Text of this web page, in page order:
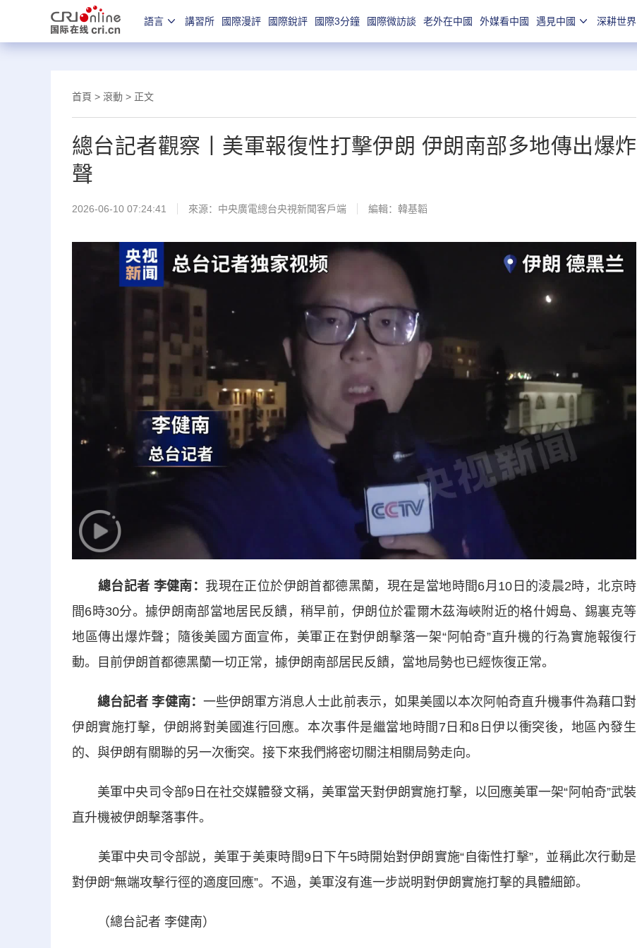
語言 講習所 國際漫評 國際銳評 國際3分鐘 國際微訪談 老外在中國 外媒看中國 遇見中國 深耕世界
首頁 > 滾動 > 正文
總台記者觀察丨美軍報復性打擊伊朗 伊朗南部多地傳出爆炸
聲
2026-06-10 07:24:41 來源： 中央廣電總台央視新聞客戶端 編輯：韓基韜
總台記者 李健南： 我現在正位於伊朗首都德黑蘭，現在是當地時間6月10日的淩晨2時，北京時
間6時30分。據伊朗南部當地居民反饋，稍早前，伊朗位於霍爾木茲海峽附近的格什姆島、錫裏克等
地區傳出爆炸聲；隨後美國方面宣佈，美軍正在對伊朗擊落一架“阿帕奇”直升機的行為實施報復行
動。目前伊朗首都德黑蘭一切正常，據伊朗南部居民反饋，當地局勢也已經恢復正常。
總台記者 李健南： 一些伊朗軍方消息人士此前表示，如果美國以本次阿帕奇直升機事件為藉口對
伊朗實施打擊，伊朗將對美國進行回應。本次事件是繼當地時間7日和8日伊以衝突後，地區內發生
的、與伊朗有關聯的另一次衝突。接下來我們將密切關注相關局勢走向。
美軍中央司令部9日在社交媒體發文稱，美軍當天對伊朗實施打擊，以回應美軍一架“阿帕奇”武裝
直升機被伊朗擊落事件。
美軍中央司令部説，美軍于美東時間9日下午5時開始對伊朗實施“自衛性打擊”，並稱此次行動是
對伊朗“無端攻擊行徑的適度回應”。不過，美軍沒有進一步説明對伊朗實施打擊的具體細節。
（總台記者 李健南）